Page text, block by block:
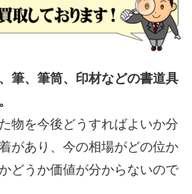
筆、筆筒、印材などの書道具
物を今後どうすればよいか分
があり、今の相場がどの位か
どうか価値が分からないので